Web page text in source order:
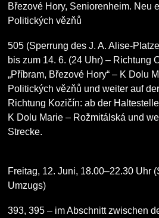
Březové Hory, Seniorenheim. Neu
Politických vězňů
505 (Sperrung des J. A. Alise-
bis zum 14. 6. (24 Uhr) – Richtung
„Příbram, Březové Hory“ – K Dolu
Politických vězňů und weiter auf
Richtung Kozičín: ab der
K Dolu Marie – Rožmitálská und
Strecke.
Freitag, 12. Juni, 18.00–22.30 Uhr
Umzugs)
393, 395 – im Abschnitt zwischen